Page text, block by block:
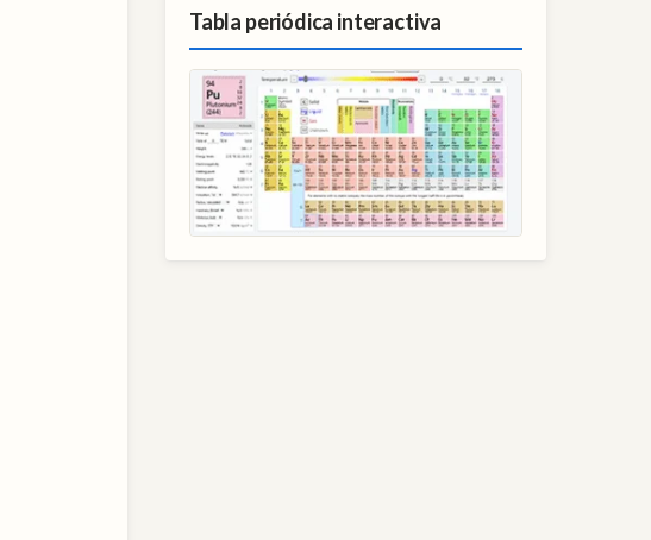
Tabla periódica interactiva